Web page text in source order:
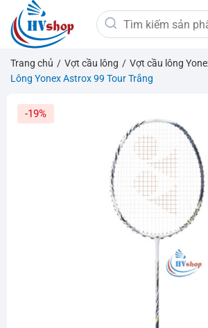
qua
nội
dung
Tìm
kiếm:
Trang chủ / Vợt cầu lông / Vợt cầu lông
Lông Yonex Astrox 99 Tour Trắng
-19%